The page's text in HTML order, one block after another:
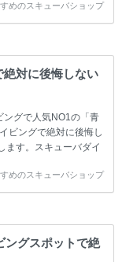
ードはダイビングの教
しています。教育機関
理、環境保全などの活
イセンスの種類はエン
プロレベルのライセン
各教育機関(指導団
名称、トレーニング内
めのスキューバショップ
絶対に後悔しない
ングで人気NO1の「青
ビングで絶対に後悔し
ます。スキューバダイ
方に必見の内容です。
と楽しみ方について学
にしていたスキューバ
することになってしま
ーバダイビングは事故
めのスキューバショップ
ングスポットで絶